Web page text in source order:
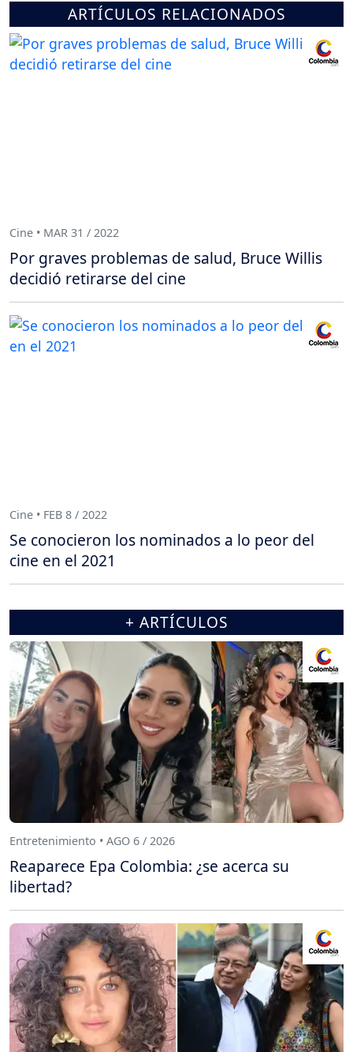
ARTÍCULOS RELACIONADOS
Cine • MAR 31 / 2022
Por graves problemas de salud, Bruce Willis
decidió retirarse del cine
Cine • FEB 8 / 2022
Se conocieron los nominados a lo peor del
cine en el 2021
+ ARTÍCULOS
Entretenimiento • AGO 6 / 2026
Reaparece Epa Colombia: ¿se acerca su
libertad?